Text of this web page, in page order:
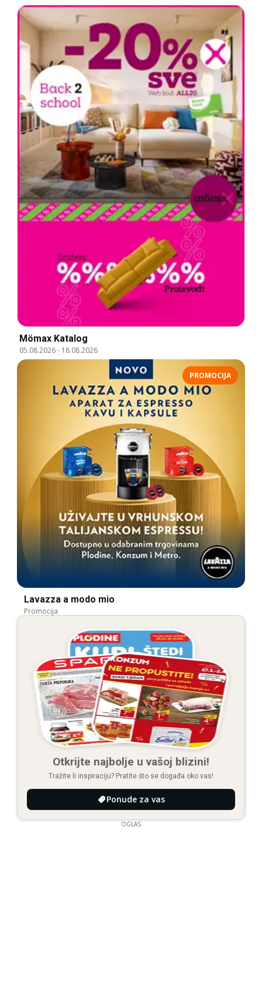
Mömax Katalog
05.08.2026- 18.08.2026
PROMOCIJA
Lavazza a modo mio
Promocija
Otkrijte najbolje u vašoj blizini!
Tražite li inspiraciju? Pratite što se događa oko vas!
Ponude za vas
OGLAS